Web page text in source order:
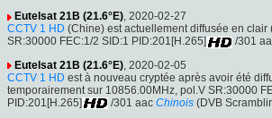
Eutelsat 21B (21.6°E), 2020-02-27
CCTV 1 HD (Chine) est actuellement diffusée en clair
SR:30000 FEC:1/2 SID:1 PID:201[H.265]
/301
Eutelsat 21B (21.6°E) , 2020-02-05
CCTV 1 HD est à nouveau cryptée après avoir été
temporairement sur 10856.00MHz, pol.V SR:30000
PID:201[H.265]
/301 aac Chinois (DVB